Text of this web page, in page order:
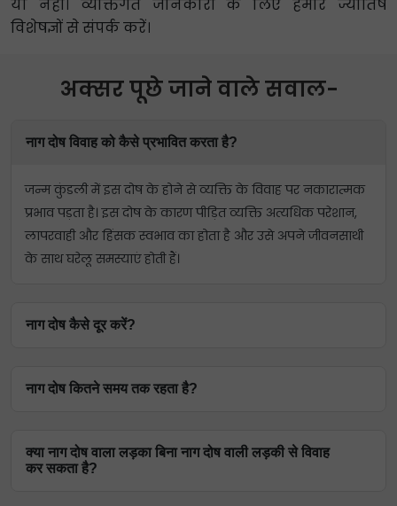
या नहीं। व्यक्तिगत जानकारी के लिए हमारे ज्योतिष
विशेषज्ञों से संपर्क करें।
अक्सर पूछे जाने वाले सवाल-
नाग दोष विवाह को कैसे प्रभावित करता है?
जन्म कुंडली में इस दोष के होने से व्यक्ति के विवाह पर नकारात्मक
प्रभाव पड़ता है। इस दोष के कारण पीड़ित व्यक्ति अत्यधिक परेशान,
लापरवाही और हिंसक स्वभाव का होता है और उसे अपने जीवनसाथी
के साथ घरेलू समस्याएं होती हैं।
नाग दोष कैसे दूर करें?
पूजा की जा सकती है। इसके अलावा कुछ रत्न (बिल्ली की आंख या
नाग दोष कितने समय तक रहता है?
में मौजूद है तो इसका असर जीवन भर रह सकता है। हालांकि उचित
क्या नाग दोष वाला लड़का बिना नाग दोष वाली लड़की से विवाह
कर सकता है?